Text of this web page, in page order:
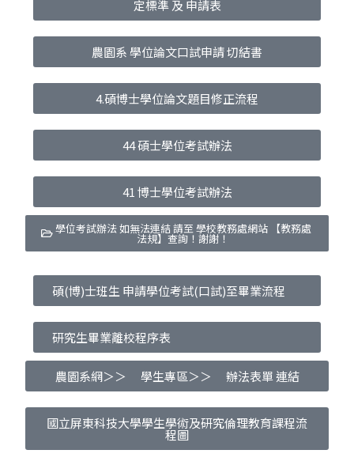
定標準 及 申請表
農園系 學位論文口試申請 切結書
4.碩博士學位論文題目修正流程
44 碩士學位考試辦法
41 博士學位考試辦法
學位考試辦法 如無法連結 請至 學校教務處網站 【教務處
法規】查詢！謝謝！
碩(博)士班生 申請學位考試(口試)至畢業流程
研究生畢業離校程序表
農園系網＞＞ 學生專區＞＞ 辦法表單 連結
國立屏東科技大學學生學術及研究倫理教育課程流
程圖